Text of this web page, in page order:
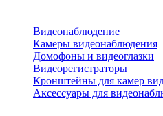
Видеонаблюдение
Камеры видеонаблюдения
Домофоны и видеоглазки
Видеорегистраторы
Кронштейны для камер
Аксессуары для